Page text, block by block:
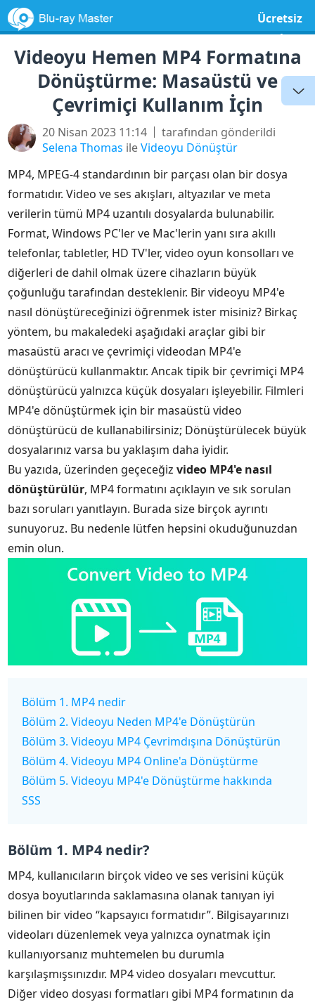
Ücretsiz
yazılım
Videoyu Hemen MP4 Formatına
Dönüştürme: Masaüstü ve
Çevrimiçi Kullanım İçin
20 Nisan 2023 11:14
tarafından gönderildi
Selena Thomas ileVideoyu Dönüştür
MP4, MPEG-4 standardının bir parçası olan bir dosya
formatıdır. Video ve ses akışları, altyazılar ve meta
verilerin tümü MP4 uzantılı dosyalarda bulunabilir.
Format, Windows PC'ler ve Mac'lerin yanı sıra akıllı
telefonlar, tabletler, HD TV'ler, video oyun konsolları ve
diğerleri de dahil olmak üzere cihazların büyük
çoğunluğu tarafından desteklenir. Bir videoyu MP4'e
nasıl dönüştüreceğinizi öğrenmek ister misiniz? Birkaç
yöntem, bu makaledeki aşağıdaki araçlar gibi bir
masaüstü aracı ve çevrimiçi videodan MP4'e
dönüştürücü kullanmaktır. Ancak tipik bir çevrimiçi MP4
dönüştürücü yalnızca küçük dosyaları işleyebilir. Filmleri
MP4'e dönüştürmek için bir masaüstü video
dönüştürücü de kullanabilirsiniz; Dönüştürülecek büyük
dosyalarınız varsa bu yaklaşım daha iyidir.
Bu yazıda, üzerinden geçeceğizvideo MP4'e nasıl
dönüştürülür, MP4 formatını açıklayın ve sık sorulan
bazı soruları yanıtlayın. Burada size birçok ayrıntı
sunuyoruz. Bu nedenle lütfen hepsini okuduğunuzdan
emin olun.
Bölüm 1. MP4 nedir
Bölüm 2. Videoyu Neden MP4'e Dönüştürün
Bölüm 3. Videoyu MP4 Çevrimdışına Dönüştürün
Bölüm 4. Videoyu MP4 Online'a Dönüştürme
Bölüm 5. Videoyu MP4'e Dönüştürme hakkında
SSS
Bölüm 1. MP4 nedir?
MP4, kullanıcıların birçok video ve ses verisini küçük
dosya boyutlarında saklamasına olanak tanıyan iyi
bilinen bir video “kapsayıcı formatıdır”. Bilgisayarınızı
videoları düzenlemek veya yalnızca oynatmak için
kullanıyorsanız muhtemelen bu durumla
karşılaşmışsınızdır. MP4 video dosyaları mevcuttur.
Diğer video dosyası formatları gibi MP4 formatının da